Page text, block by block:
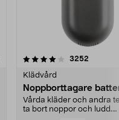
3252
Klädvård
Noppborttagare
Vårda kläder och andra
ta bort noppor och ludd.
4.5av 5 stjärnor